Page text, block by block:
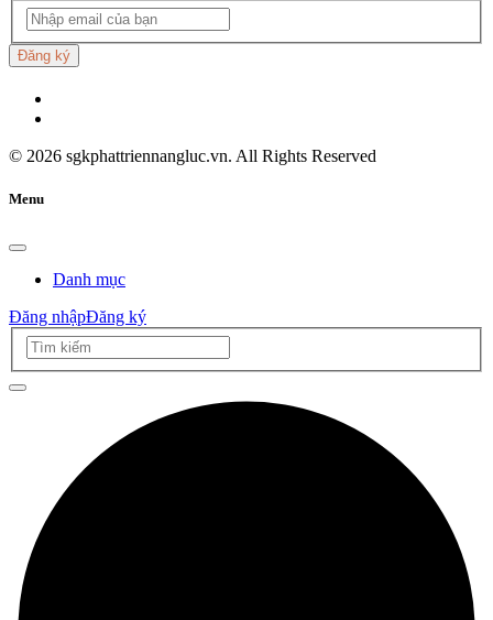
Đăng ký
© 2026 sgkphattriennangluc.vn. All Rights Reserved
Menu
Danh mục
Đăng nhậpĐăng ký